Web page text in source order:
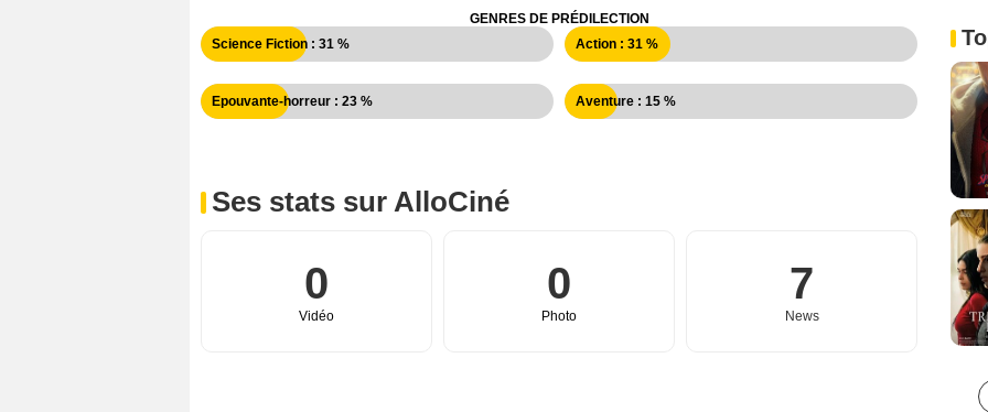
GENRES DE PRÉDILECTION
Science Fiction : 31 %
Action : 31 %
Epouvante-horreur : 23 % Aventure : 15 %
Ses stats sur AlloCiné
0
Vidéo
0
Photo
7
News